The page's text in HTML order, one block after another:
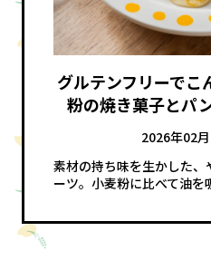
グルテンフリーでこ
粉の焼き菓子とパ
2026年02
素材の持ち味を生かした、
ーツ。小麦粉に比べて油